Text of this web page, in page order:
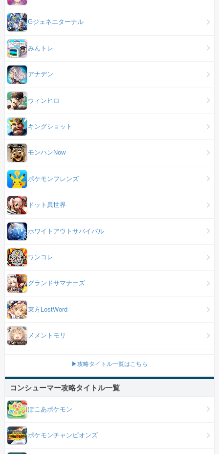
Gジェネエターナル
みんトレ
アナデン
ウィンヒロ
キングショット
モンハンNow
ポケモンフレンズ
ドット異世界
ホワイトアウトサバイバル
ワンコレ
グランドサマナーズ
東方LostWord
メメントモリ
▶攻略タイトル一覧はこちら
コンシューマー攻略タイトル一覧
ぽこあポケモン
ポケモンチャンピオンズ